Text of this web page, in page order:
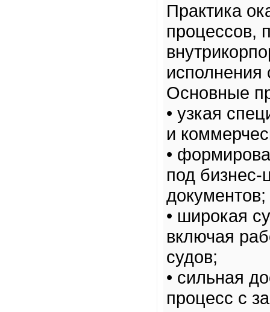
Практика
процессов,
исполнения
Основные
• узкая
и
•
под бизнес-
документов;
• широкая
включая
судов;
• сильная
процесс с